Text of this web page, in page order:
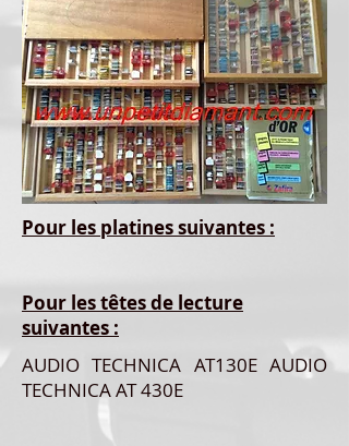
Pour les platines suivantes :
Pour les têtes de lecture
suivantes :
AUDIO TECHNICA AT130E AUDIO
TECHNICA AT 430E